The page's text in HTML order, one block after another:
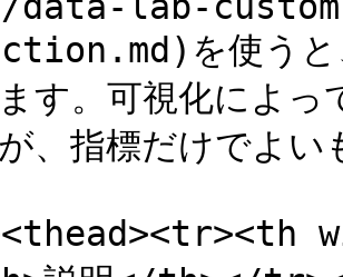
を使うと
す。可視化によ
、指標だけでよい